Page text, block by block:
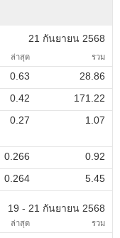
21 กันยายน 2568
ล่าสุด รวม
0.63
28.86
0.42
171.22
0.27 1.07
0.266
0.92
0.264 5.45
19 - 21 กันยายน 2568
ล่าสุด รวม